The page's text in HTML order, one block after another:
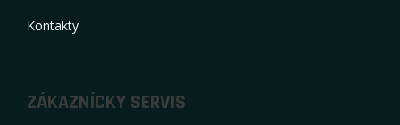
Kontakty
ZÁKAZNÍCKY SERVIS